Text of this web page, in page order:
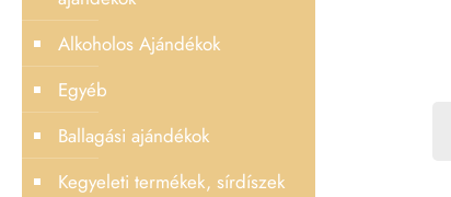
Alkoholos Ajándékok
Egyéb
Ballagási ajándékok
Kegyeleti termékek, sírdíszek